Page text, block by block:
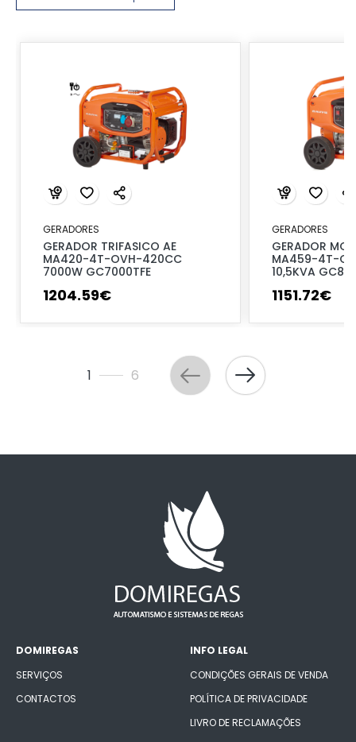
GERADORES
GERADOR TRIFASICO AE
MA420-4T-OVH-420CC
7000W GC7000TFE
1204.59€
GERADORES
GERADOR
MA459-4T-
10,5KVA
1151.72€
1 6
DOMIREGAS
SERVIÇOS
CONTACTOS
INFO LEGAL
CONDIÇÕES GERAIS DE VENDA
POLÍTICA DE PRIVACIDADE
LIVRO DE RECLAMAÇÕES